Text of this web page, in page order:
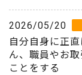
2026/05/20
自分自身に正
ん、職員やお
ことをする